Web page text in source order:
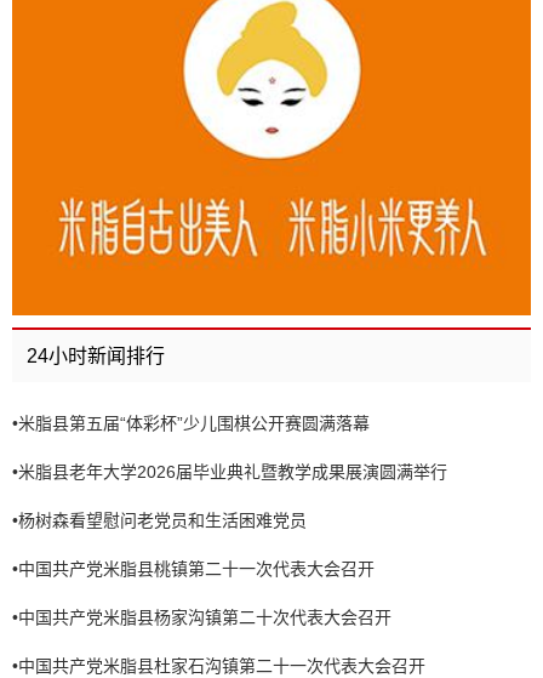
24小时新闻排行
•米脂县第五届“体彩杯”少儿围棋公开赛圆满落幕
•米脂县老年大学2026届毕业典礼暨教学成果展演圆满举行
•杨树森看望慰问老党员和生活困难党员
•中国共产党米脂县桃镇第二十一次代表大会召开
•中国共产党米脂县杨家沟镇第二十次代表大会召开
•中国共产党米脂县杜家石沟镇第二十一次代表大会召开